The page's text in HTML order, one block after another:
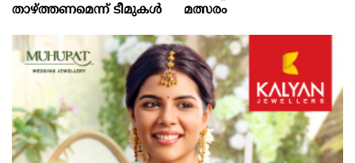
താഴ്ത്തണമെന്ന് ടീമുകൾ
മത്സരം